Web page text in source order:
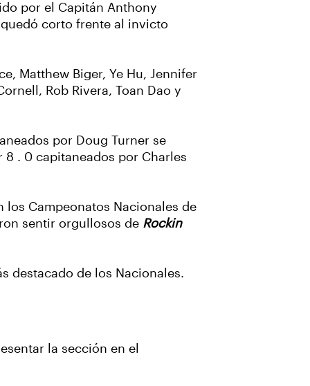
por el Capitán Anthony
corto frente al invicto
Matthew Biger, Ye Hu, Jennifer
Rob Rivera, Toan Dao y
por Doug Turner se
. 0 capitaneados por Charles
Campeonatos Nacionales de
sentir orgullosos de Rockin
destacado de los Nacionales.
la sección en el